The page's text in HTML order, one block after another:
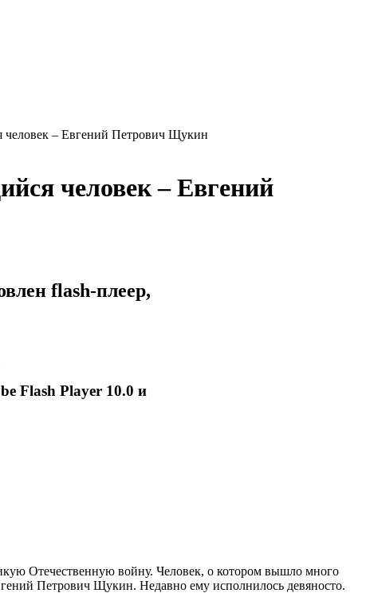
– Евгений Петрович Щукин
человек – Евгений
flash-плеер,
Flash Player 10.0 и
Отечественную войну. Человек, о котором вышло много
Петрович Щукин. Недавно ему исполнилось девяносто.